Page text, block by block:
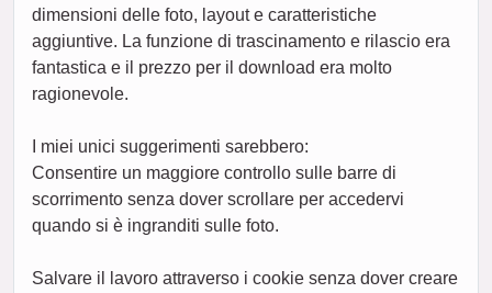
dimensioni delle foto, layout e caratteristiche
aggiuntive. La funzione di trascinamento e rilascio era
fantastica e il prezzo per il download era molto
ragionevole.
I miei unici suggerimenti sarebbero:
Consentire un maggiore controllo sulle barre di
scorrimento senza dover scrollare per accedervi
quando si è ingranditi sulle foto.
Salvare il lavoro attraverso i cookie senza dover creare